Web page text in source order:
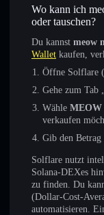
Wo kann ich
oder tauschen?
Du kannst meow
Wallet kaufen,
Öffne Solflare
Gehe zum Tab
Wähle MEOW
verkaufen
Gib den Betrag
Solflare nutzt
Solana-DEXes
zu finden. Du
(Dollar-Cost-
automatisieren.